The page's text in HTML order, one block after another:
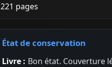
221 pages
État de conservation
Livre : Bon état. Couverture